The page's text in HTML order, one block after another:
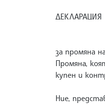
ДЕКЛАРАЦИЯ
за промяна
Промяна,
купен и
Ние,